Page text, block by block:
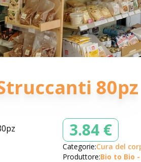
80pz
3.84 €
Categorie:Cura del
Produttore:Bio to Bio